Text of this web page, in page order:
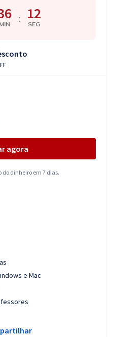
MIN : 11
SEG
agora
dinheiro em 7 dias.
e Mac